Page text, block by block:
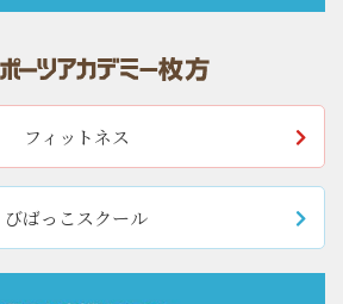
フィットネス
びばっこスクール